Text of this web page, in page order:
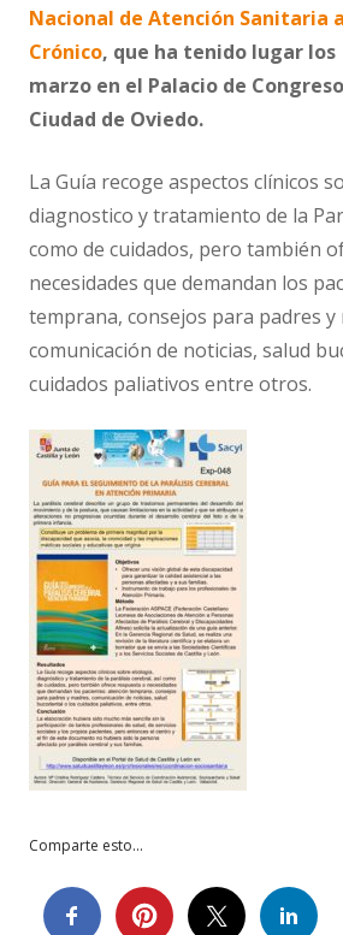
Nacional de Atención Sanitaria
Crónico, que ha tenido lugar los
marzo en el Palacio de
Ciudad de Oviedo.
La Guía recoge aspectos clínicos
diagnostico y tratamiento de la
como de cuidados, pero también
necesidades que demandan los
temprana, consejos para padres y
comunicación de noticias, salud
cuidados paliativos entre otros.
Comparte esto...